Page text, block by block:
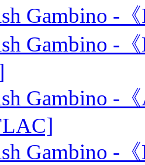
Gambino -
Gambino -
Gambino -
Gambino -